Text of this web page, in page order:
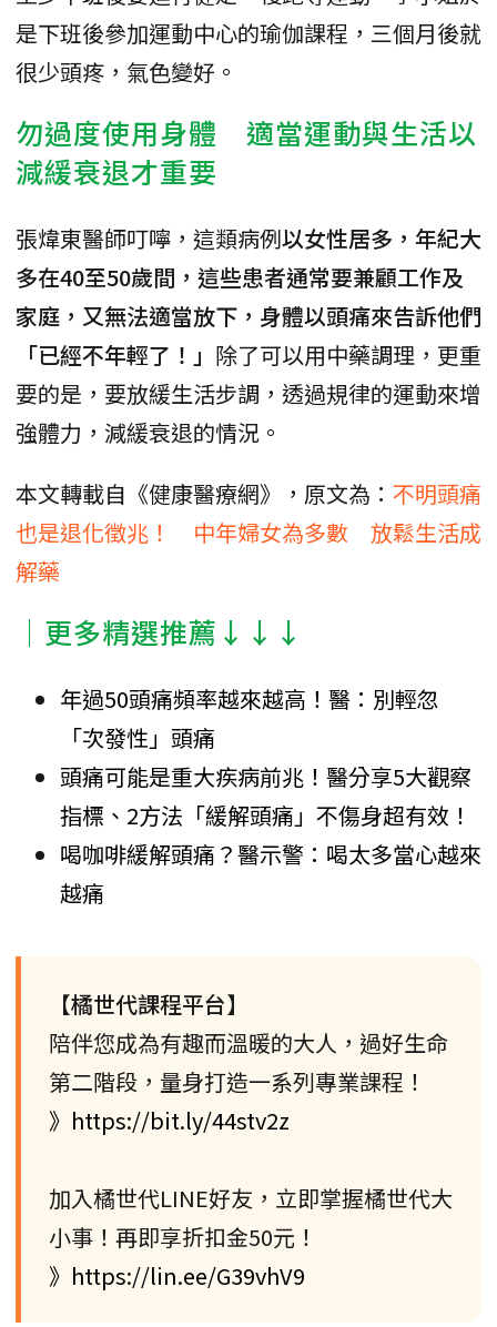
是下班後參加運動中心的瑜伽課程，三個月後就
很少頭疼，氣色變好。
勿過度使用身體 適當運動與生活以
減緩衰退才重要
張煒東醫師叮嚀，這類病例以女性居多，年紀大
多在40至50歲間，這些患者通常要兼顧工作及
家庭，又無法適當放下，身體以頭痛來告訴他們
「已經不年輕了！」 除了可以用中藥調理，更重
要的是，要放緩生活步調，透過規律的運動來增
強體力，減緩衰退的情況。
本文轉載自《健康醫療網》，原文為： 不明頭痛
也是退化徵兆！ 中年婦女為多數 放鬆生活成
解藥
│更多精選推薦↓↓↓
年過50頭痛頻率越來越高！醫：別輕忽
「次發性」頭痛
頭痛可能是重大疾病前兆！醫分享5大觀察
指標、2方法「緩解頭痛」不傷身超有效！
喝咖啡緩解頭痛？醫示警：喝太多當心越來
越痛
【橘世代課程平台】
陪伴您成為有趣而溫暖的大人，過好生命
第二階段，量身打造一系列專業課程！
》https://bit.ly/44stv2z
加入橘世代LINE好友，立即掌握橘世代大
小事！再即享折扣金50元！
》https://lin.ee/G39vhV9